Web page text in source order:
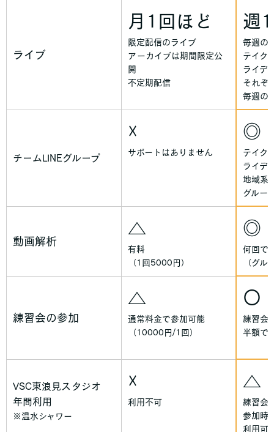
ライブ
月1回ほど
限定配信のライブ
アーカイブは期間限定公
開
不定期配信
週
毎週の
テイク
ライデ
それぞ
毎週の
チームLINEグループ
☓
サポートはありません
◎
テイク
ライデ
地域系
グルー
動画解析
△
有料
（1回5000円）
◎
何回で
（グル
練習会の参加
△
通常料金で参加可能
（10000円/1回）
〇
練習会
半額で
VSC東浪見スタジオ
年間利用
※温水シャワー
☓
利用不可
△
練習会
参加時
利用可